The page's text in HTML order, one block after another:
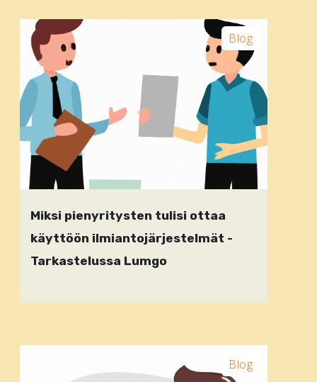
Blog
Miksi pienyritysten tulisi ottaa
käyttöön ilmiantojärjestelmät -
Tarkastelussa Lumgo
Blog